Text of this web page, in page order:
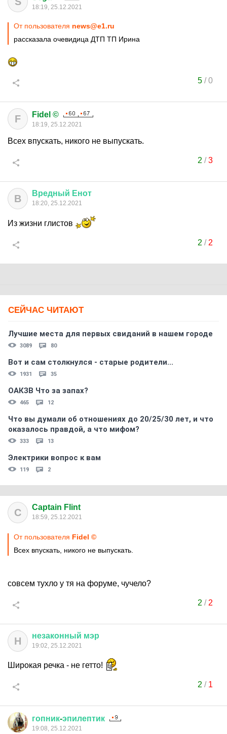
18:19, 25.12.2021
От пользователя news@e1.ru
рассказала очевидица ДТП ТП Ирина
5/0
F Fidel ©
18:19, 25.12.2021
Всех впускать, никого не выпускать.
2 /3
В Вредный Енот
18:20, 25.12.2021
Из жизни глистов
2 / 2
СЕЙЧАС ЧИТАЮТ
Лучшие места для первых свиданий в нашем городе
3089 80
Вот и сам столкнулся - старые родители...
1931 35
ОАКЗВ Что за запах?
465 12
Что вы думали об отношениях до 20/25/30 лет, и что
оказалось правдой, а что мифом?
333 13
Электрики вопрос к вам
119 2
C Captain Flint
18:59, 25.12.2021
От пользователя Fidel ©
Всех впускать, никого не выпускать.
совсем тухло у тя на форуме, чучело?
2 / 2
Н незаконный мэр
19:02, 25.12.2021
Широкая речка - не гетто!
2 / 1
гопник-эпилептик
19:08, 25.12.2021